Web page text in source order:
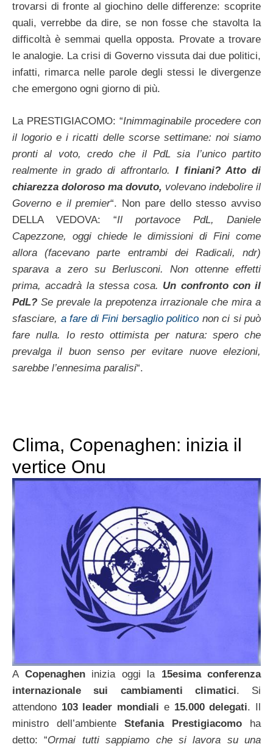
trovarsi di fronte al giochino delle differenze: scoprite
quali, verrebbe da dire, se non fosse che stavolta la
difficoltà è semmai quella opposta. Provate a trovare
le analogie. La crisi di Governo vissuta dai due politici,
infatti, rimarca nelle parole degli stessi le divergenze
che emergono ogni giorno di più.
La PRESTIGIACOMO: “Inimmaginabile procedere con
il logorio e i ricatti delle scorse settimane: noi siamo
pronti al voto, credo che il PdL sia l’unico partito
realmente in grado di affrontarlo. I finiani? Atto di
chiarezza doloroso ma dovuto, volevano indebolire il
Governo e il premier“. Non pare dello stesso avviso
DELLA VEDOVA: “Il portavoce PdL, Daniele
Capezzone, oggi chiede le dimissioni di Fini come
allora (facevano parte entrambi dei Radicali, ndr)
sparava a zero su Berlusconi. Non ottenne effetti
prima, accadrà la stessa cosa. Un confronto con il
PdL?Se prevale la prepotenza irrazionale che mira a
sfasciare, a fare di Fini bersaglio politico non ci si può
fare nulla. Io resto ottimista per natura: spero che
prevalga il buon senso per evitare nuove elezioni,
sarebbe l’ennesima paralisi“.
Clima, Copenaghen: inizia il
vertice Onu
A Copenagheninizia oggi la 15esima conferenza
internazionale sui cambiamenti climatici. Si
attendono 103 leader mondiali e 15.000 delegati. Il
ministro dell’ambiente Stefania Prestigiacomo ha
detto: “Ormai tutti sappiamo che si lavora su una